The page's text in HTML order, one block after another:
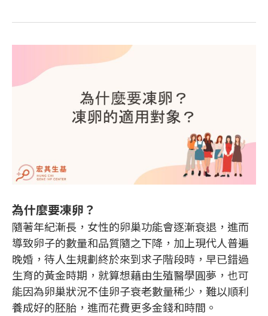
為什麼要凍卵？
隨著年紀漸長，女性的卵巢功能會逐漸衰退，進而
導致卵子的數量和品質隨之下降，加上現代人普遍
晚婚，待人生規劃終於來到求子階段時，早已錯過
生育的黃金時期，就算想藉由生殖醫學圓夢，也可
能因為卵巢狀況不佳卵子衰老數量稀少，難以順利
養成好的胚胎，進而花費更多金錢和時間。